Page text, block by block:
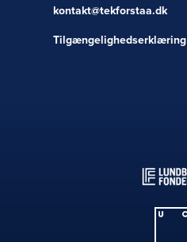
kontakt@tekforstaa.dk
Tilgængelighedserklæring